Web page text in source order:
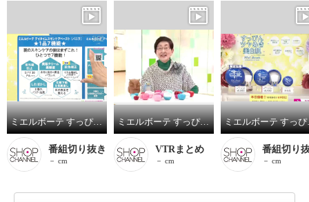
ミエルボーテ すっぴんツヤめき！美白肌 デイタイム スキンケアペースト ＜バニラ＞ ２個増量セット
番組切り抜き
－ cm
ミエルボーテ すっぴんツヤめき！美白肌 デイタイム スキンケアペースト ＜バニラ＞ ２個増量セット
VTRまとめ
－ cm
ミエルボーテ す
番組切り
－ cm